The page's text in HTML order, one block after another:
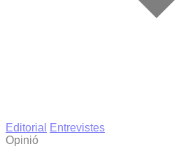
Editorial
Entrevistes
Opinió